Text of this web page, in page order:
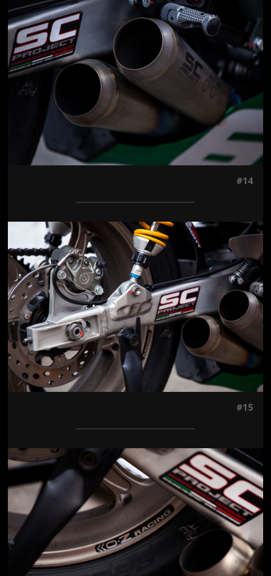
Jön még kép!
#14
Jön még kép!
#15
Jön még kép!